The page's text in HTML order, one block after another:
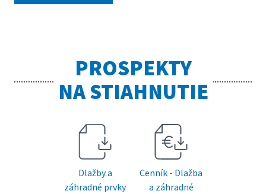
PROSPEKTY
NA STIAHNUTIE
Dlažby a
záhradné prvky
Cenník - Dlažba
a záhradné